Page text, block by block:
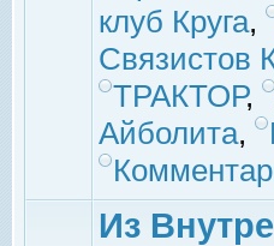
клуб Круга,
Связистов
ТРАКТОР,
Айболита,
Из